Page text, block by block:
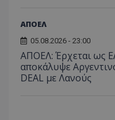
ΑΠΟΕΛ
05.08.2026 - 23:00
ΑΠΟΕΛ: Έρχεται ως
αποκάλυψε
DEAL με Λανούς